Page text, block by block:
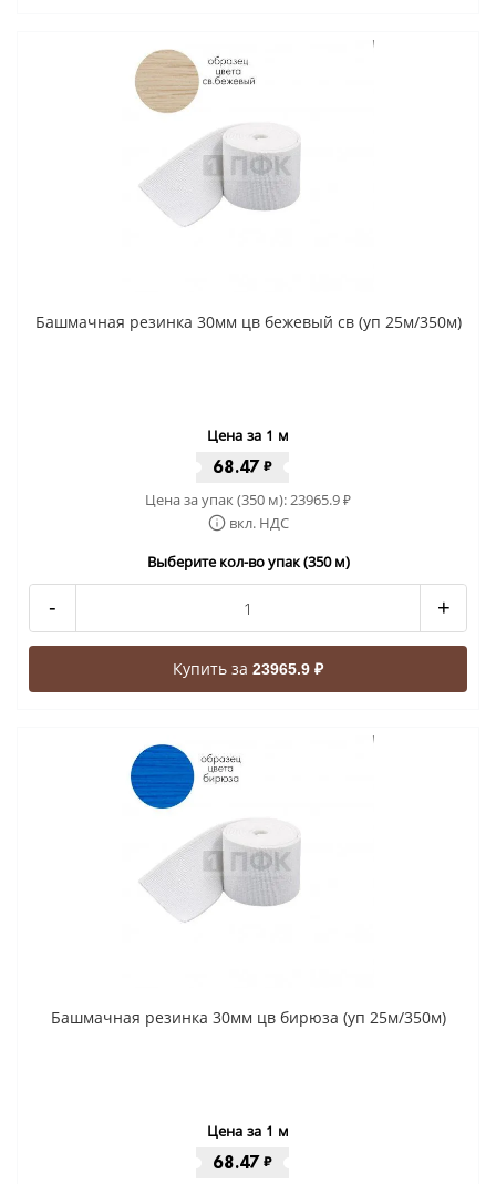
Башмачная резинка 30мм цв бежевый св (уп 25м/350м)
Цена за 1 м
68.47₽
Цена за упак (350 м):23965.9₽
вкл. НДС
Выберите кол-во упак (350 м)
- +
Купить за 23965.9 ₽
Башмачная резинка 30мм цв бирюза (уп 25м/350м)
Цена за 1 м
68.47₽